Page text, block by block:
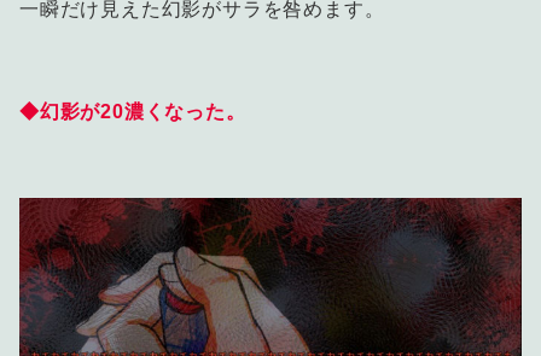
一瞬だけ見えた幻影がサラを咎めます。
◆幻影が20濃くなった。